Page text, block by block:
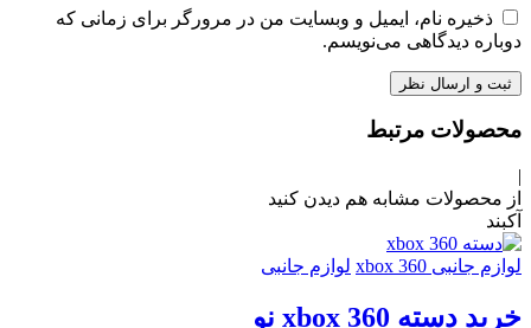
ذخیره نام، ایمیل و وبسایت من در مرورگر برای زمانی که
دوباره دیدگاهی می‌نویسم.
محصولات مرتبط
|
از محصولات مشابه هم دیدن کنید
آکبند
لوازم جانبی xbox 360 لوازم جانبی
خرید دسته xbox 360 نو